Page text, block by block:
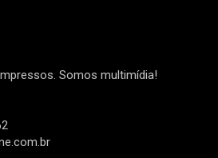
Somos multimídia!